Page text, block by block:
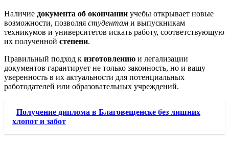
Наличие документа об окончании учебы открывает новые
возможности, позволяя студентам и выпускникам
техникумов и университетов искать работу, соответствующую
их полученной степени.
Правильный подход к изготовлению и легализации
документов гарантирует не только законность, но и вашу
уверенность в их актуальности для потенциальных
работодателей или образовательных учреждений.
Получение диплома в Благовещенске без лишних
хлопот и забот